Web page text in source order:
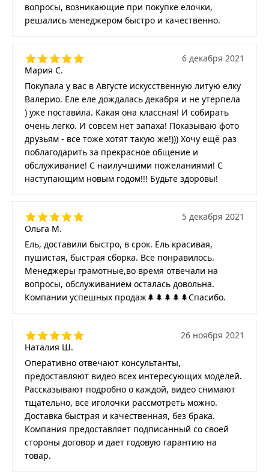
вопросы, возникающие при покупке елочки,
решались менеджером быстро и качественно.
Мария С.
6 декабря 2021
Покупала у вас в Августе искусственную литую елку
Валерио. Еле еле дождалась декабря и не утерпела
) уже поставила. Какая она классная! И собирать
очень легко. И совсем нет запаха! Показываю фото
друзьям - все тоже хотят такую же!))) Хочу ещё раз
поблагодарить за прекрасное общение и
обслуживание! С наилучшими пожеланиями! С
наступающим новым годом!!! Будьте здоровы!
Ольга М.
5 декабря 2021
Ель, доставили быстро, в срок. Ель красивая,
пушистая, быстрая сборка. Все понравилось.
Менеджеры грамотные,во время отвечали на
вопросы, обслуживанием осталась довольна.
Компании успешных продаж🌲🌲🌲🌲🌲Спасибо.
Наталия Ш.
26 ноября 2021
Оперативно отвечают консультанты,
предоставляют видео всех интересующих моделей.
Рассказывают подробно о каждой, видео снимают
тщательно, все иголочки рассмотреть можно.
Доставка быстрая и качественная, без брака.
Компания предоставляет подписанный со своей
стороны договор и дает годовую гарантию на
товар.